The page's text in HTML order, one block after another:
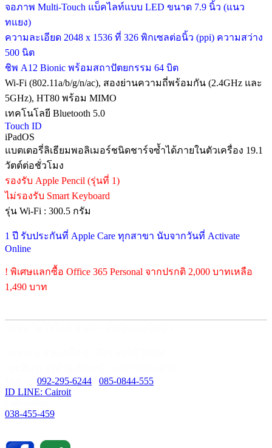
จอภาพ Multi-Touch แบ็คไลท์แบบ LED ขนาด 7.9 นิ้ว (แนว
ทแยง)
ความละเอียด 2048 x 1536 ที่ 326 พิกเซลต่อนิ้ว (ppi) ความสว่าง
500 นิต
ชิพ A12 Bionic พร้อมสถาปัตยกรรม 64 บิต
Wi-Fi (802.11a/b/g/n/ac), สองย่านความถี่พร้อมกัน (2.4GHz และ
5GHz), HT80 พร้อม MIMO
เทคโนโลยี Bluetooth 5.0
Touch ID
iPadOS
แบตเตอรี่ลิเธียมพอลิเมอร์ชนิดชาร์จซ้ำได้ภายในตัวเครื่อง 19.1
วัตต์ต่อชั่วโมง
รองรับ Apple Pencil (รุ่นที่ 1)
ไม่รองรับ Smart Keyboard
รุ่น Wi-Fi : 300.5 กรัม
1 ปี รับประกันที่ Apple Care ทุกสาขา นับจากวันที่ Activate
Online
! พิเศษแลกซื้อ Office 365 Personal จากปรกติ 2,000 บาทเหลือ
1,490 บาท
092-295-6244
085-0844-555
ID LINE: Cairoit
038-455-459